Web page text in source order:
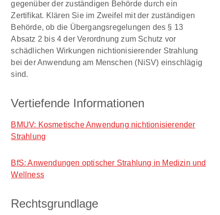
gegenüber der zuständigen Behörde durch ein
Zertifikat. Klären Sie im Zweifel mit der zuständigen
Behörde, ob die Übergangsregelungen des § 13
Absatz 2 bis 4 der Verordnung zum Schutz vor
schädlichen Wirkungen nichtionisierender Strahlung
bei der Anwendung am Menschen (NiSV) einschlägig
sind.
Vertiefende Informationen
BMUV: Kosmetische Anwendung nichtionisierender
Strahlung
BfS: Anwendungen optischer Strahlung in Medizin und
Wellness
Rechtsgrundlage